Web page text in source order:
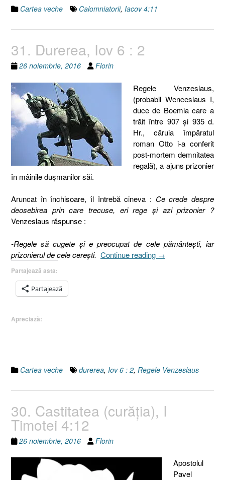
Cartea veche Calomniatorii, Iacov 4:11
31. Durerea, Iov 6 : 2
26 noiembrie, 2016 Florin
Regele Venzeslaus,
(probabil Wenceslaus I,
duce de Boemia care a
trăit între 907 şi 935 d.
Hr., căruia împăratul
roman Otto i-a conferit
post-mortem demnitatea
regală), a ajuns prizonier
în mâinile duşmanilor săi.
Aruncat în închisoare, îl întrebă cineva : Ce crede despre
deosebirea prin care trecuse, eri rege şi azi prizonier ?
Venzeslaus răspunse :
-Regele să cugete şi e preocupat de cele pământeşti, iar
prizonierul de cele cereşti. Continue reading „31.
→
Partajează asta:
Partajează
Apreciază:
Cartea veche durerea, Iov 6 : 2, Regele Venzeslaus
30. Castitatea (curăţia), I
Timotei 4:12
26 noiembrie, 2016 Florin
Apostolul
Pavel